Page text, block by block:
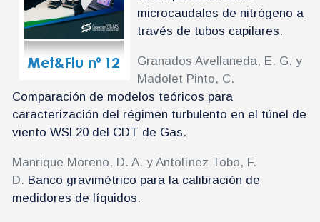
microcaudales de nitrógeno a
través de tubos capilares.
Granados Avellaneda, E. G. y
Madolet Pinto, C.
Comparación de modelos teóricos para
caracterización del régimen turbulento en el túnel de
viento WSL20 del CDT de Gas.
Manrique Moreno, D. A. y Antolínez Tobo, F.
D. Banco gravimétrico para la calibración de
medidores de líquidos.